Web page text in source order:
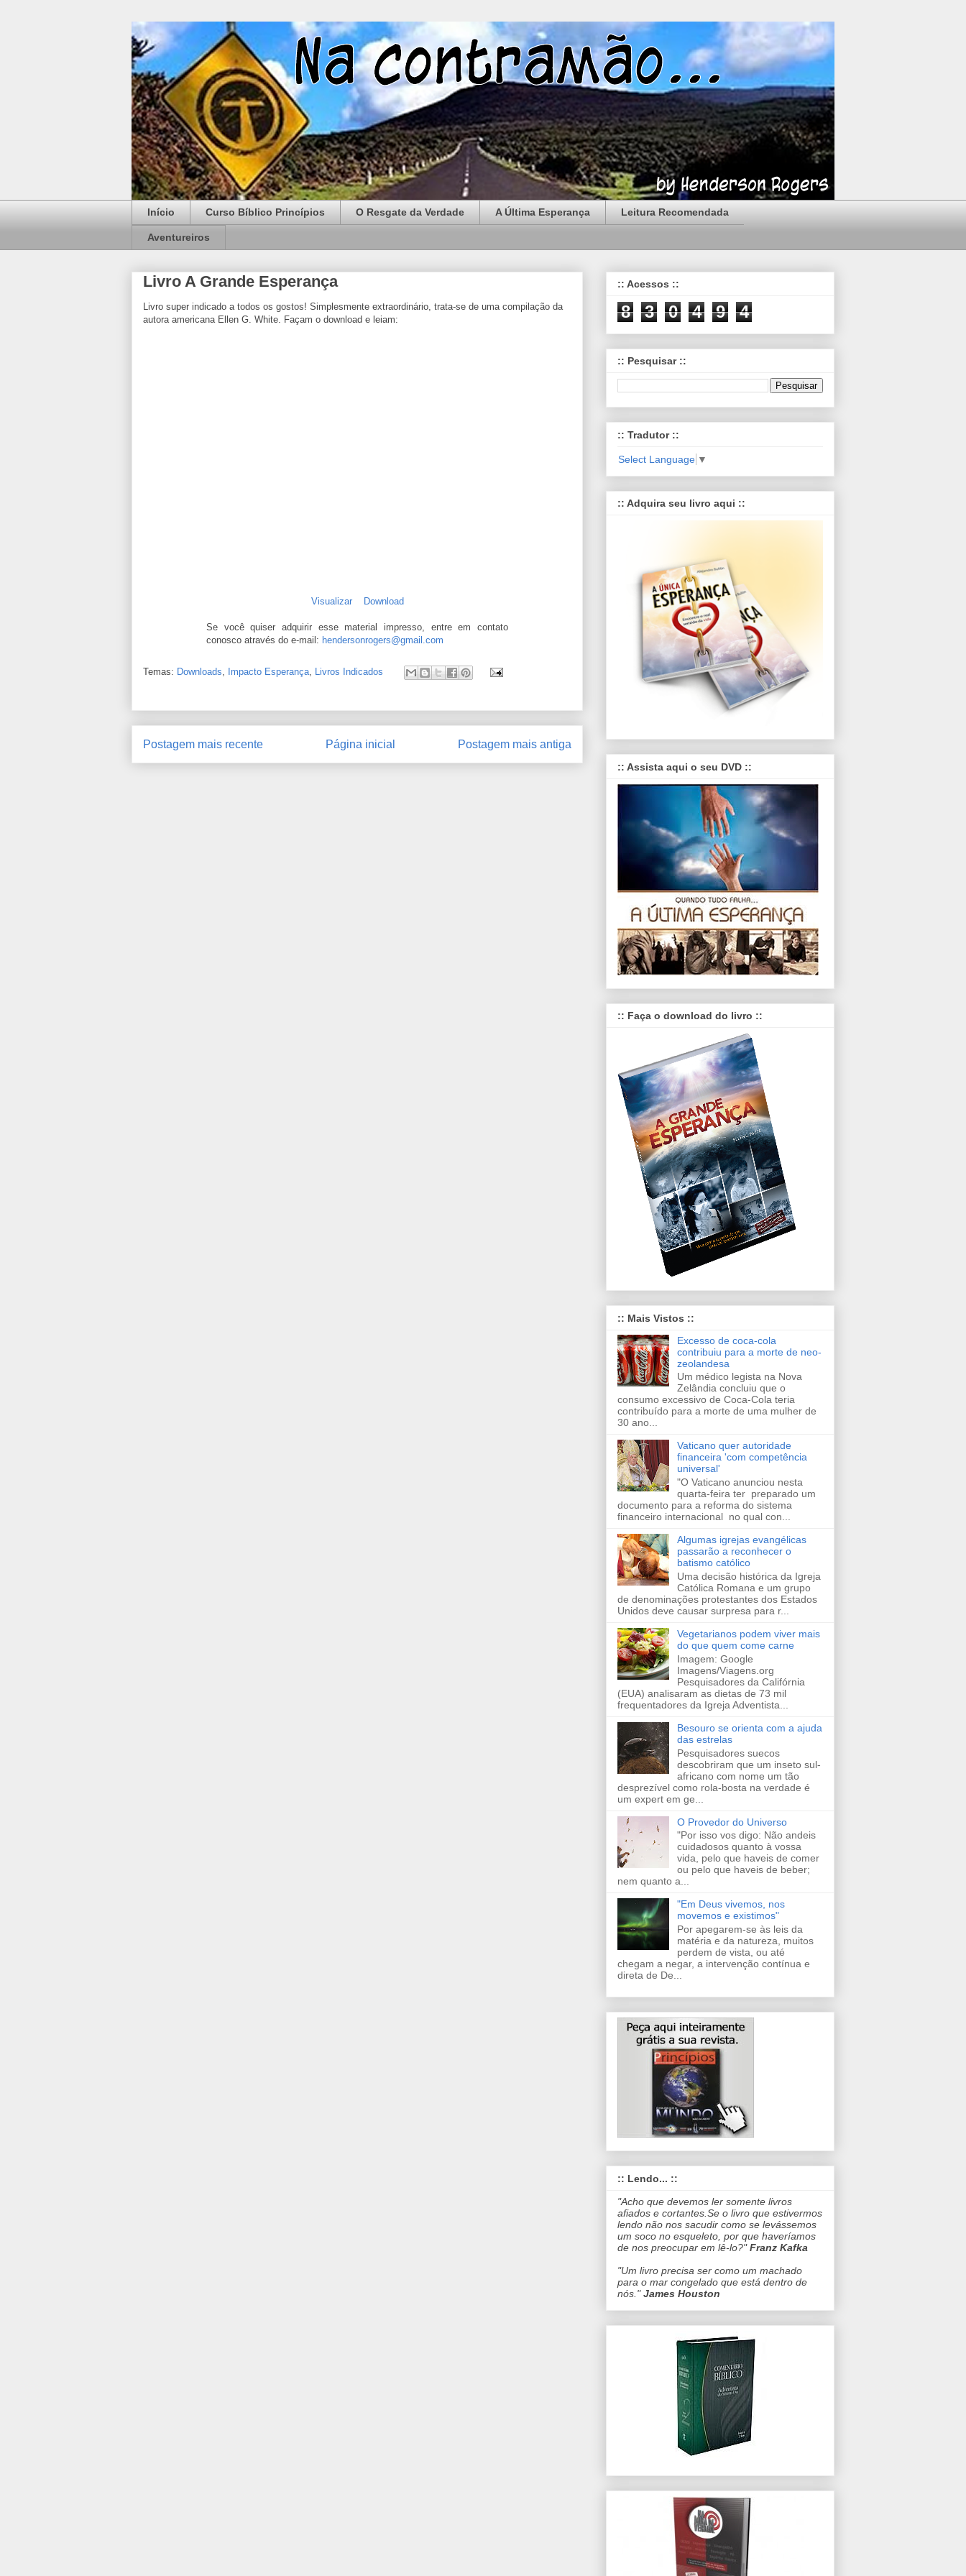
Início Curso Bíblico Princípios O Resgate da Verdade A Última Esperança Leitura Recomendada
Aventureiros
Livro A Grande Esperança
Livro super indicado a todos os gostos! Simplesmente extraordinário, trata-se de uma compilação da
autora americana Ellen G. White. Façam o download e leiam:
Visualizar Download
Se você quiser adquirir esse material impresso, entre em contato
conosco através do e-mail: hendersonrogers@gmail.com
Temas: Downloads Impacto Esperança Livros Indicados
Postagem mais recente Postagem mais antiga
Página inicial
:: Acessos ::
8 3 0 4 9 4
:: Pesquisar ::
:: Tradutor ::
Select Language ▼
:: Adquira seu livro aqui ::
:: Assista aqui o seu DVD ::
:: Faça o download do livro ::
:: Mais Vistos ::
Excesso de coca-cola
contribuiu para a morte de neo-
zeolandesa
Um médico legista na Nova
Zelândia concluiu que o
consumo excessivo de Coca-Cola teria
contribuído para a morte de uma mulher de
30 ano...
Vaticano quer autoridade
financeira 'com competência
universal'
"O Vaticano anunciou nesta
quarta-feira ter preparado um
documento para a reforma do sistema
financeiro internacional no qual con...
Algumas igrejas evangélicas
passarão a reconhecer o
batismo católico
Uma decisão histórica da Igreja
Católica Romana e um grupo
de denominações protestantes dos Estados
Unidos deve causar surpresa para r...
Vegetarianos podem viver mais
do que quem come carne
Imagem: Google
Imagens/Viagens.org
Pesquisadores da Califórnia
(EUA) analisaram as dietas de 73 mil
frequentadores da Igreja Adventista...
Besouro se orienta com a ajuda
das estrelas
Pesquisadores suecos
descobriram que um inseto sul-
africano com nome um tão
desprezível como rola-bosta na verdade é
um expert em ge...
O Provedor do Universo
"Por isso vos digo: Não andeis
cuidadosos quanto à vossa
vida, pelo que haveis de comer
ou pelo que haveis de beber;
nem quanto a...
"Em Deus vivemos, nos
movemos e existimos"
Por apegarem-se às leis da
matéria e da natureza, muitos
perdem de vista, ou até
chegam a negar, a intervenção contínua e
direta de De...
:: Lendo... ::
"Acho que devemos ler somente livros
afiados e cortantes.Se o livro que estivermos
lendo não nos sacudir como se levássemos
um soco no esqueleto, por que haveríamos
de nos preocupar em lê-lo?"Franz Kafka
"Um livro precisa ser como um machado
para o mar congelado que está dentro de
nós."James Houston